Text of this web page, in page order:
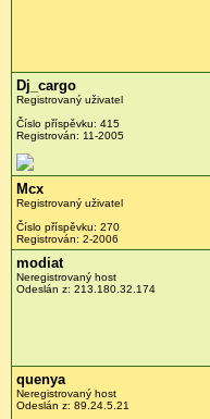
Dj_cargo
Registrovaný uživatel
Číslo příspěvku: 415
Registrován: 11-2005
Mcx
Registrovaný uživatel
Číslo příspěvku: 270
Registrován: 2-2006
modiat
Neregistrovaný host
Odeslán z: 213.180.32.174
quenya
Neregistrovaný host
Odeslán z: 89.24.5.21